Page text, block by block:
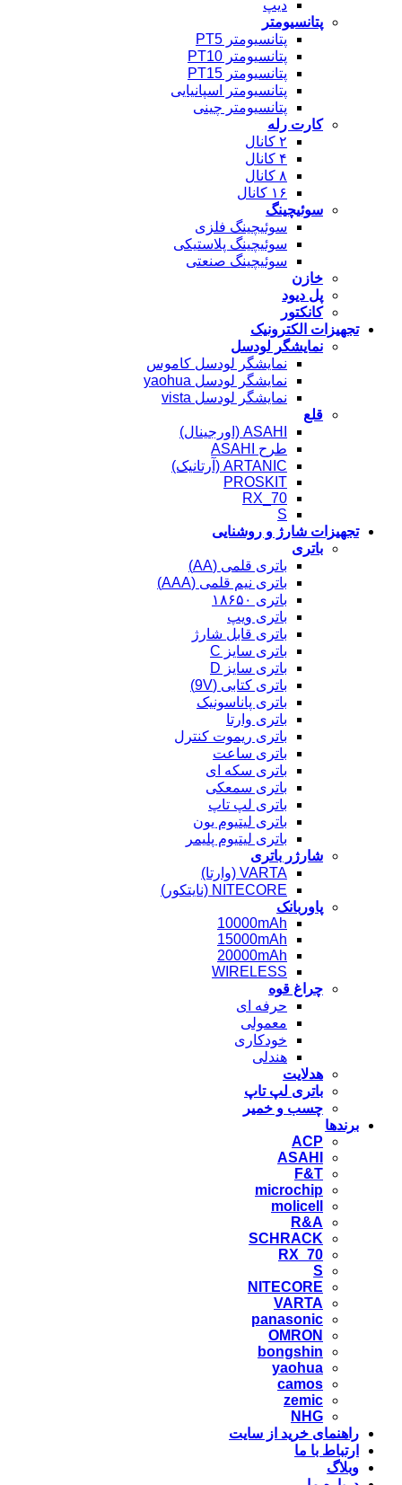
دیپ
پتانسیومتر
پتانسیومتر PT5
پتانسیومتر PT10
پتانسیومتر PT15
پتانسیومتر اسپانیایی
پتانسیومتر چینی
کارت رله
۲ کانال
۴ کانال
۸ کانال
۱۶ کانال
سوئیچینگ
سوئیچینگ فلزی
سوئیچینگ پلاستیکی
سوئیچینگ صنعتی
خازن
پل دیود
کانکتور
تجهیزات الکترونیک
نمایشگر لودسل
نمایشگر لودسل کاموس
نمایشگر لودسل yaohua
نمایشگر لودسل vista
قلع
ASAHI (اورجینال)
طرح ASAHI
ARTANIC (آرتانیک)
PROSKIT
RX_70
S
تجهیزات شارژ و روشنایی
باتری
باتری قلمی (AA)
باتری نیم قلمی (AAA)
باتری ۱۸۶۵۰
باتری ویپ
باتری قابل شارژ
باتری سایز C
باتری سایز D
باتری کتابی (9V)
باتری پاناسونیک
باتری وارتا
باتری ریموت کنترل
باتری ساعت
باتری سکه ای
باتری سمعکی
باتری لپ تاپ
باتری لیتیوم یون
باتری لیتیوم پلیمر
شارژر باتری
VARTA (وارتا)
NITECORE (نایتکور)
پاوربانک
10000mAh
15000mAh
20000mAh
WIRELESS
چراغ قوه
حرفه ای
معمولی
خودکاری
هندلی
هدلایت
باتری لپ تاپ
چسب و خمیر
برندها
ACP
ASAHI
F&T
microchip
molicell
R&A
SCHRACK
RX_70
S
NITECORE
VARTA
panasonic
OMRON
bongshin
yaohua
camos
zemic
NHG
راهنمای خرید از سایت
ارتباط با ما
وبلاگ